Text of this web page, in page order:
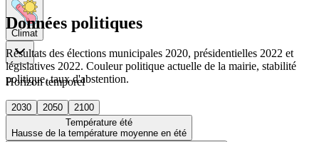
Climat
Horizon temporel
2030 2050
2100
Température été
Hausse de la température moyenne en été
Données politiques
Résultats des élections municipales 2020, présidentielles 2022 et
législatives 2022. Couleur politique actuelle de la mairie, stabilité
politique, taux d'abstention.